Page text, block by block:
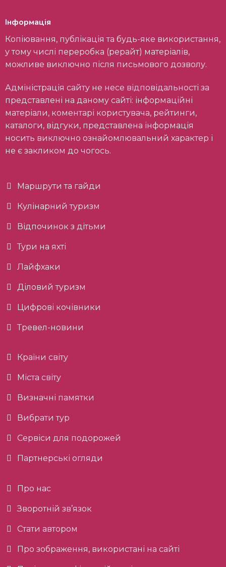
Інформація
Копіювання, публікація та будь-яке використання,
у тому числі переробка (рерайт) матеріалів,
можливе виключно після письмового дозволу.
Адміністрація сайту не несе відповідальності за
представлені на даному сайті: інформаційні
матеріали, коментарі користувача, рейтинги,
каталоги, відгуки, представлена інформація
носить виключно ознайомлювальний характер і
не є закликом до чогось.
Маршрути та гайди
Кулінарний туризм
Відпочинок з дітьми
Тури на яхті
Лайфхаки
Діловий туризм
Цифрові кочівники
Тревел-новини
Країни світу
Міста світу
Визначні памятки
Вибрати тур
Сервіси для подорожей
Партнерські огляди
Про нас
Зворотній зв’язок
Стати автором
Про зображення, використані на сайті